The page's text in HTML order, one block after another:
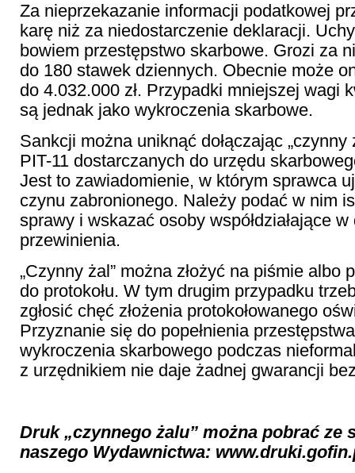
Za nieprzekazanie informacji podatkowej
karę niż za niedostarczenie deklaracji.
bowiem przestępstwo skarbowe. Grozi za
do 180 stawek dziennych. Obecnie może
do 4.032.000 zł. Przypadki mniejszej wagi
są jednak jako wykroczenia skarbowe.
Sankcji można uniknąć dołączając „czynny
PIT-11 dostarczanych do urzędu
Jest to zawiadomienie, w którym sprawca
czynu zabronionego. Należy podać w nim
sprawy i wskazać osoby współdziałające
przewinienia.
„Czynny żal” można złożyć na piśmie albo
do protokołu. W tym drugim przypadku
zgłosić chęć złożenia protokołowanego
Przyznanie się do popełnienia
wykroczenia skarbowego podczas
z urzędnikiem nie daje żadnej gwarancji
Druk „czynnego żalu” można pobrać ze
naszego Wydawnictwa: